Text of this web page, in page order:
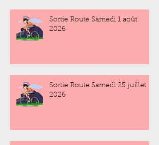
Sortie Route Samedi 1 août
2026
Sortie Route Samedi 25 juillet
2026